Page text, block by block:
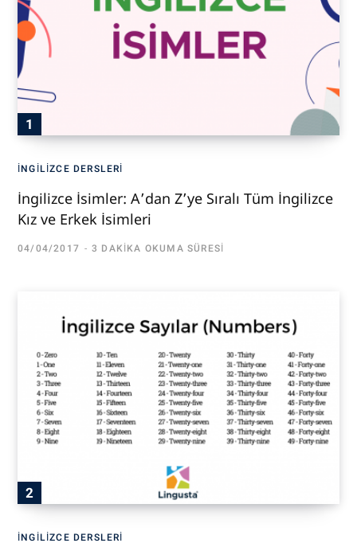
İNGILIZCE DERSLERI
İngilizce İsimler: A’dan Z’ye Sıralı Tüm İngilizce
Kız ve Erkek İsimleri
04/04/2017 3 DAKIKA OKUMA SÜRESI
İNGILIZCE DERSLERI